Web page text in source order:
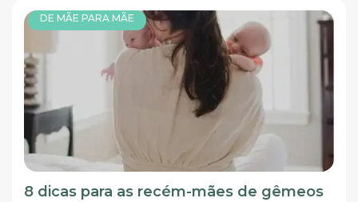
DE MÃE PARA MÃE
8 dicas para as recém-mães de gêmeos